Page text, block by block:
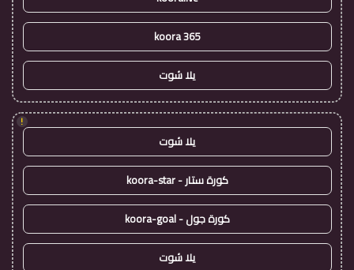
koora 365
يلا شوت
!
يلا شوت
كورة ستار - koora-star
كورة جول - koora-goal
يلا شوت